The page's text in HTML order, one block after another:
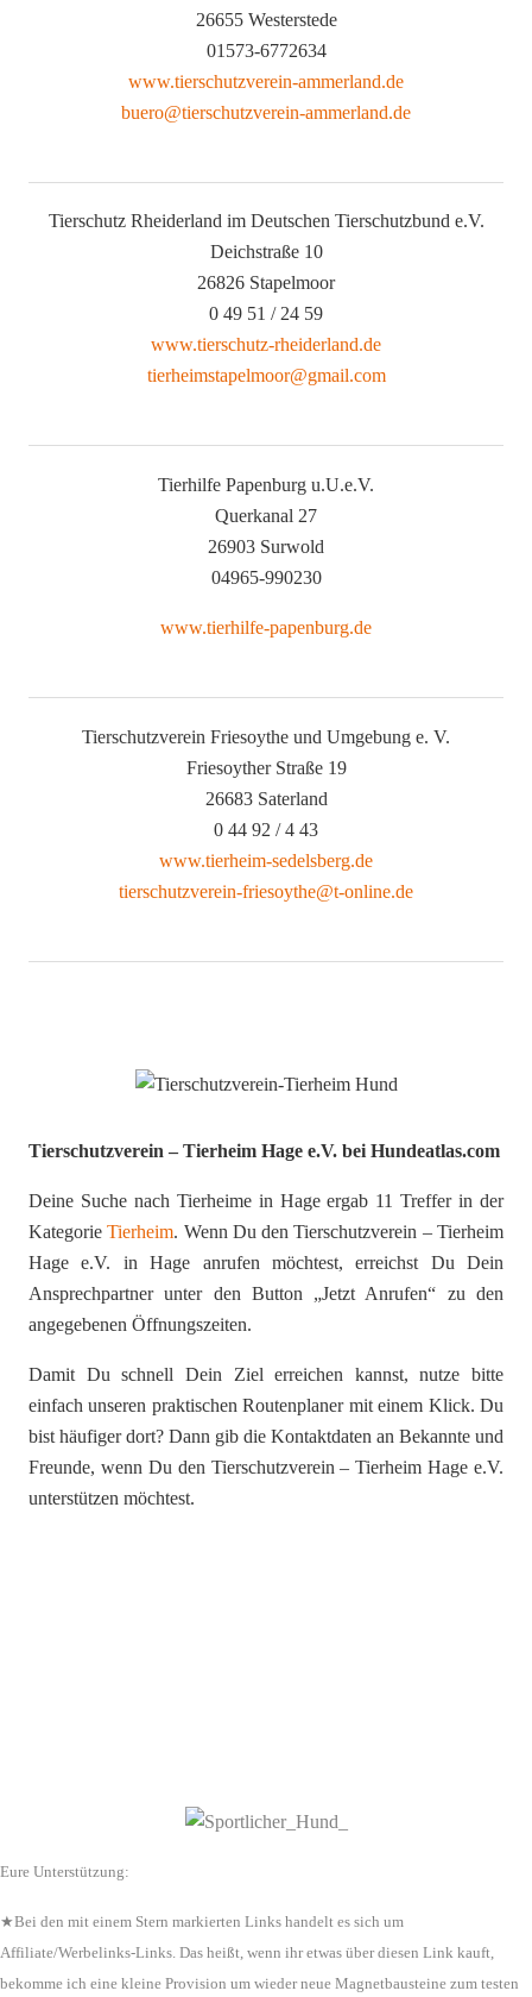
26655 Westerstede
01573-6772634
www.tierschutzverein-ammerland.de
buero@tierschutzverein-ammerland.de
Tierschutz Rheiderland im Deutschen Tierschutzbund e.V.
Deichstraße 10
26826 Stapelmoor
0 49 51 / 24 59
www.tierschutz-rheiderland.de
tierheimstapelmoor@gmail.com
Tierhilfe Papenburg u.U.e.V.
Querkanal 27
26903 Surwold
04965-990230
www.tierhilfe-papenburg.de
Tierschutzverein Friesoythe und Umgebung e. V.
Friesoyther Straße 19
26683 Saterland
0 44 92 / 4 43
www.tierheim-sedelsberg.de
tierschutzverein-friesoythe@t-online.de
Tierschutzverein – Tierheim Hage e.V. bei Hundeatlas.com
Deine Suche nach Tierheime in Hage ergab 11 Treffer in der
KategorieTierheim. Wenn Du den Tierschutzverein – Tierheim
Hage e.V. in Hage anrufen möchtest, erreichst Du Dein
Ansprechpartner unter den Button „Jetzt Anrufen“ zu den
angegebenen Öffnungszeiten.
Damit Du schnell Dein Ziel erreichen kannst, nutze bitte
einfach unseren praktischen Routenplaner mit einem Klick. Du
bist häufiger dort? Dann gib die Kontaktdaten an Bekannte und
Freunde, wenn Du den Tierschutzverein – Tierheim Hage e.V.
unterstützen möchtest.
Eure Unterstützung:
★Bei den mit einem Stern markierten Links handelt es sich um
Affiliate/Werbelinks-Links. Das heißt, wenn ihr etwas über diesen Link kauft,
bekomme ich eine kleine Provision um wieder neue Magnetbausteine zum testen